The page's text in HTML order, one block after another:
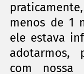
menos de 1
ele estava
adotarmos,
com nossa